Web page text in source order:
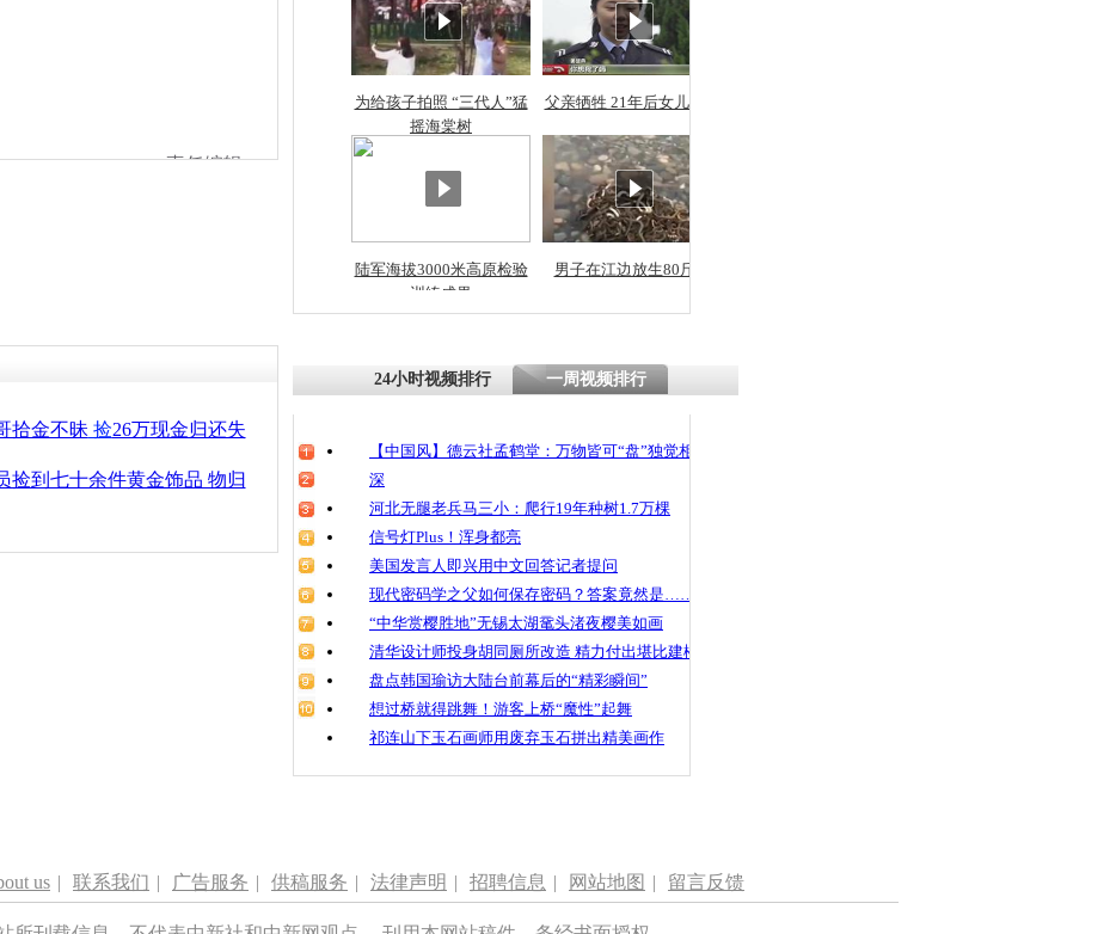
探访传承四千年传统习
俗：近万民众为娥皇女
英省亲送行
小伙骑车逆行被查情绪
崩溃 网上回答崩溃原
四川兴文苗乡上万人欢
魂
大风吹走六万现金 众
人帮捡一分不少
责任编辑：
为给孩子拍照 “三代人”猛
摇海棠树
父亲牺牲 21年后女儿从警
陆军海拔3000米高原检验
训练成果
男子在江边放生80斤蛇
拾金不昧 捡26万现金归还失
捡到七十余件黄金饰品 物归
24小时视频排行 一周视频排行
【中国风】德云社孟鹤堂：万物皆可“盘”独觉相声
深
河北无腿老兵马三小：爬行19年种树1.7万棵
信号灯Plus！浑身都亮
美国发言人即兴用中文回答记者提问
现代密码学之父如何保存密码？答案竟然是……
“中华赏樱胜地”无锡太湖鼋头渚夜樱美如画
清华设计师投身胡同厕所改造 精力付出堪比建楼
盘点韩国瑜访大陆台前幕后的“精彩瞬间”
想过桥就得跳舞！游客上桥“魔性”起舞
祁连山下玉石画师用废弃玉石拼出精美画作
us | 联系我们 | 广告服务 | 供稿服务 | 法律声明 | 招聘信息 | 网站地图 | 留言反馈